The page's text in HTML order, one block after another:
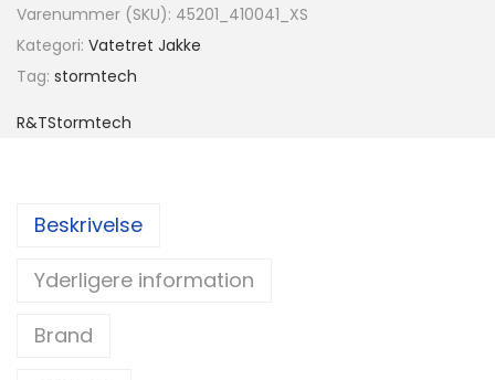
Varenummer (SKU): 45201_410041_XS
Kategori: Vatetret Jakke
Tag: stormtech
R&TStormtech
Beskrivelse
Yderligere information
Brand